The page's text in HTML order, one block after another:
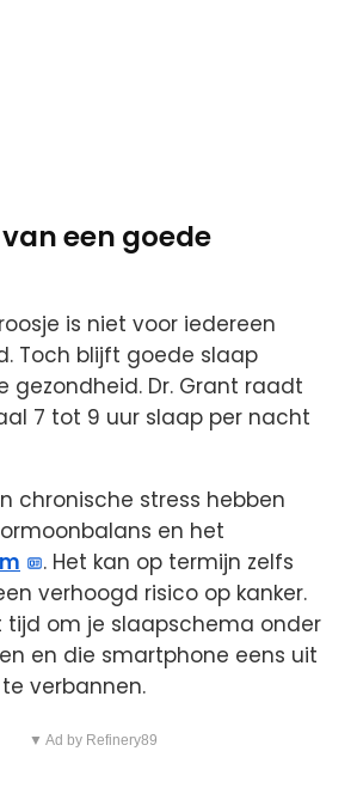
een goede
is niet voor iedereen
Toch blijft goede slaap
gezondheid. Dr. Grant raadt
7 tot 9 uur slaap per nacht
chronische stress hebben
en het
. Het kan op termijn zelfs
verhoogd risico op kanker.
tijd om je slaapschema onder
en die smartphone eens uit
verbannen.
▼ Ad by Refinery89